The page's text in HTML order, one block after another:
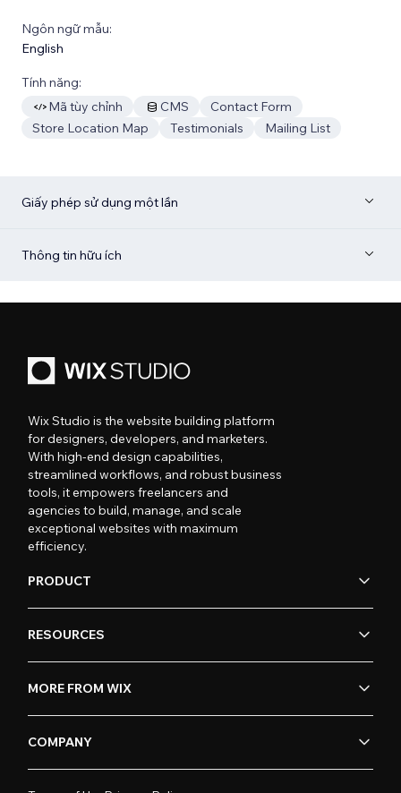
Ngôn ngữ mẫu:
English
Tính năng:
Mã tùy chỉnh
CMS
Contact Form
Store Location Map
Testimonials Mailing List
Giấy phép sử dụng một lần
Thông tin hữu ích
Wix Studio is the website building platform
for designers, developers, and marketers.
With high-end design capabilities,
streamlined workflows, and robust business
tools, it empowers freelancers and
agencies to build, manage, and scale
exceptional websites with maximum
efficiency.
PRODUCT
RESOURCES
MORE FROM WIX
COMPANY